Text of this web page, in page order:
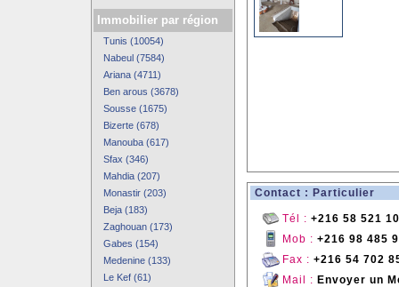
Immobilier par région
Tunis (10054)
Nabeul (7584)
Ariana (4711)
Ben arous (3678)
Sousse (1675)
Bizerte (678)
Manouba (617)
Sfax (346)
Mahdia (207)
Monastir (203)
Beja (183)
Zaghouan (173)
Gabes (154)
Medenine (133)
Le Kef (61)
Contact : Particulier
Tél : +216 58 521
Mob : +216 98 485
Fax : +216 54 702
Mail : Envoyer un